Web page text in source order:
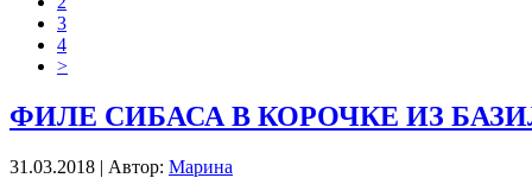
3
4
>
ФИЛЕ СИБАСА В КОРОЧКЕ ИЗ
31.03.2018 | Автор: Марина